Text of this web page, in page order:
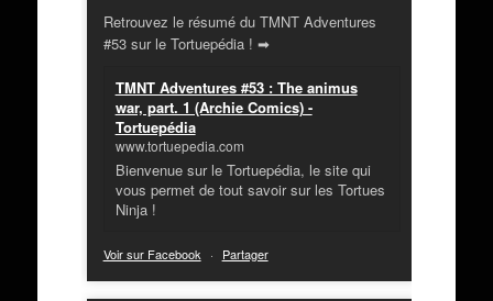
Retrouvez le résumé du TMNT Adventures
#53 sur le Tortuepédia ! ➡
TMNT Adventures #53 : The animus
war, part. 1 (Archie Comics) -
Tortuepédia
www.tortuepedia.com
Bienvenue sur le Tortuepédia, le site qui
vous permet de tout savoir sur les Tortues
Ninja !
Voir sur Facebook · Partager